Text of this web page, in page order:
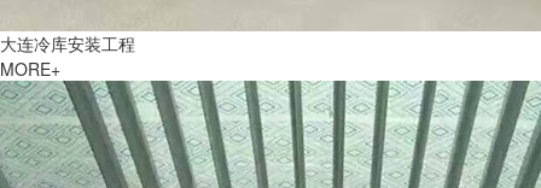
大连冷库安装工程
MORE+